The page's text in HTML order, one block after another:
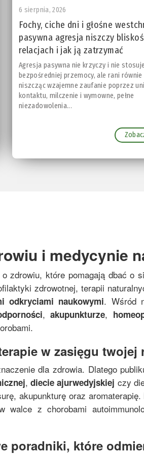
6 sierpnia, 2026
Fochy, ciche dni i głośne
pasywna agresja niszczy
relacjach i jak ją zatrzymać
Agresja pasywna nie krzyczy i nie stosuje
bezpośredniej przemocy, ale rani
niszcząc wzajemne zaufanie poprzez
kontaktu, milczenie i wymowne, pełne
niezadowolenia...
i medycynie
zdrowiu, które pomagają dbać
zdrowotnej, terapii
odkryciami naukowymi. Wśród
,akupunkturze,
w zasięgu twojej
dla zdrowia. Dlatego
,diecie ajurwedyjskiej czy
akupunkturę oraz
z chorobami
poradniki, które